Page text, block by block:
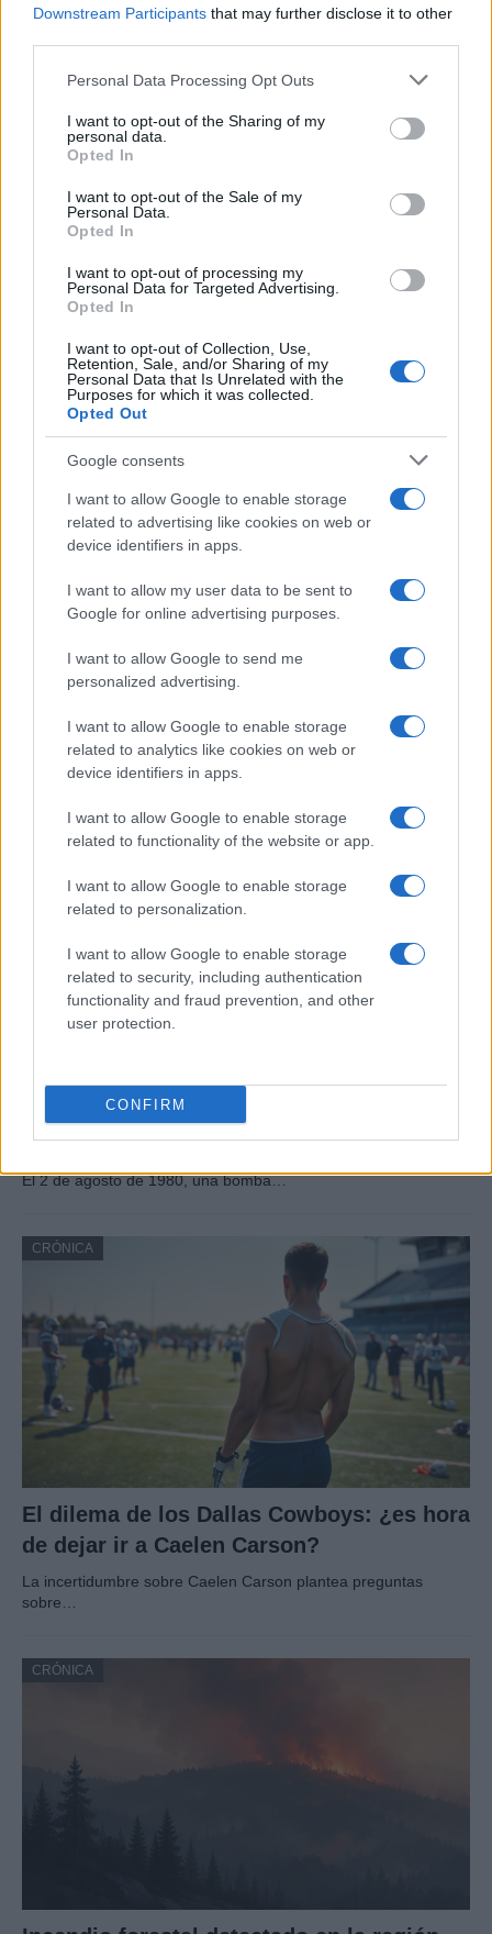
Downstream Participants that may further disclose it to other
Please note that this website/app uses one or more Google
not limited to your visit or usage behaviour. You may click to
grant or deny consent to Google and its third-party tags to
use your data for below specified purposes in below Google
consent section.
Personal Data Processing Opt Outs
I want to opt-out of the Sharing of my
personal data.
Opted In
I want to opt-out of the Sale of my
Personal Data.
Opted In
I want to opt-out of processing my
Personal Data for Targeted Advertising.
Opted In
I want to opt-out of Collection, Use,
Retention, Sale, and/or Sharing of my
Personal Data that Is Unrelated with the
Purposes for which it was collected.
Opted Out
Google consents
I want to allow Google to enable storage
related to advertising like cookies on web or
device identifiers in apps.
I want to allow my user data to be sent to
Google for online advertising purposes.
I want to allow Google to send me
personalized advertising.
I want to allow Google to enable storage
related to analytics like cookies on web or
device identifiers in apps.
I want to allow Google to enable storage
related to functionality of the website or app.
I want to allow Google to enable storage
related to personalization.
I want to allow Google to enable storage
related to security, including authentication
functionality and fraud prevention, and other
user protection.
CONFIRM
CRÓNICA
Curso de verano de la Universidad de La
Rioja finaliza con celebración
gastronómica
La Universidad de La Rioja despidió a 60…
Tragedia en Santa Susanna: un bombero
fallece durante un incendio en un hotel
Un bombero de la Generalitat pierde la vida…
CRÓNICA
Masacre de Bolonia: el atentado que
conmocionó a Italia en 1980
El 2 de agosto de 1980, una bomba…
CRÓNICA
El dilema de los Dallas Cowboys: ¿es hora
de dejar ir a Caelen Carson?
La incertidumbre sobre Caelen Carson plantea preguntas
sobre…
CRÓNICA